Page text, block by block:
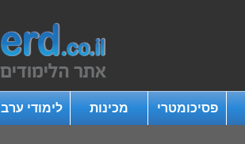
פסיכומטרי מכינות לימודי ערב